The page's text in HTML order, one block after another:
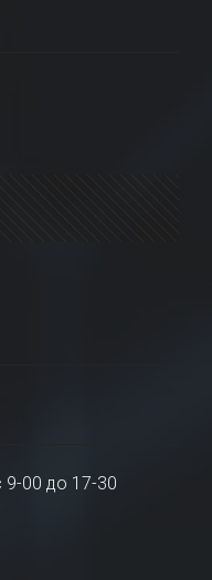
9-00 до 17-30